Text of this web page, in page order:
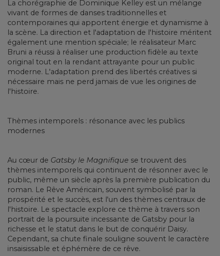
La chorégraphie de Dominique Kelley est un mélange
vivant de formes de danses traditionnelles et
contemporaines qui apportent énergie et dynamisme à
la scène. La direction et l'adaptation de l'histoire méritent
également une mention spéciale; le réalisateur Marc
Bruni a réussi à réaliser une production fidèle au texte
original tout en la rendant attrayante pour un public
moderne. L'adaptation prend des libertés créatives si
nécessaire mais ne perd jamais de vue les origines de
l'histoire.
Thèmes intemporels : résonance avec les publics
modernes
Au cœur de Gatsby le Magnifique se trouvent des
thèmes intemporels qui continuent de résonner avec le
public, même un siècle après la première publication du
roman. Le Rêve Américain, souvent symbolisé par la
prospérité et le succès, est l'un des thèmes centraux de
l'histoire. Le spectacle explore ce thème à travers son
portrait de la poursuite incessante de Gatsby pour la
richesse et le statut dans le but de conquérir Daisy.
Cependant, sa chute finale souligne souvent le caractère
insaisissable et éphémère de ce rêve.